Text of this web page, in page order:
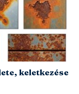
keletkezése